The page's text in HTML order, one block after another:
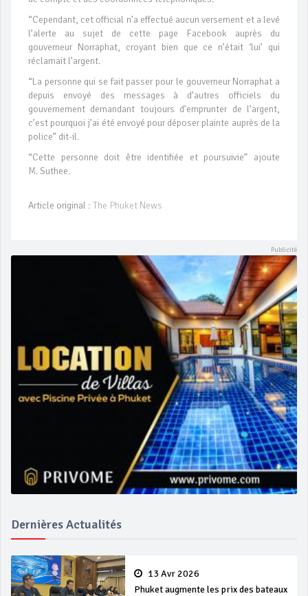
“Cependant, cet official n’a effectué aucun versement et a levé
l’alerte au sujet de cette page Facebook auprès du
gouverneur Norraphat, croyant bien que ce n’était ‘lui’ qui
réclamait l’argent.
“La personne qui se fait passer pour le gouverneur Norraphat a
depuis envoyé des messages à d’autres officiels du
gouvernement demandant toujours d’emprunter de l’argent,
c’est pourquoi j’ai été envoyé pour déposer plainte auprès de la
police” dit-il.
“Cette personne doit être identifiée et poursuivie” ajoute
M. Suthee.
Article original : The Phuket News
Dernières Actualités
13 Avr 2026
Phuket augmente les prix des bateaux